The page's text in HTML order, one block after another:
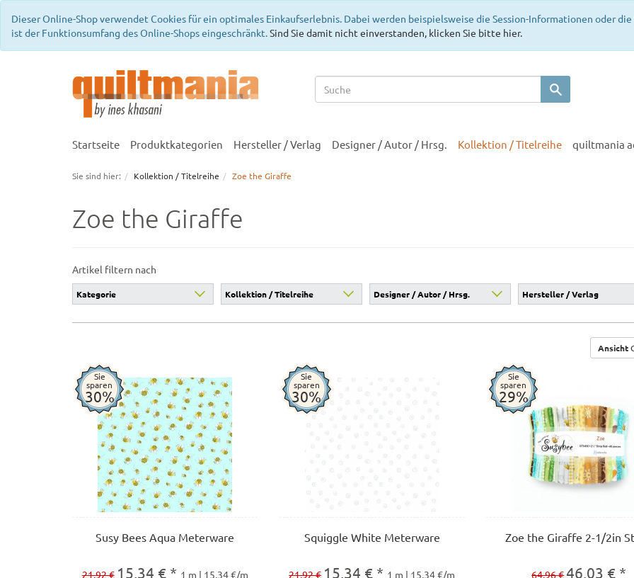
Dieser Online-Shop verwendet Cookies für ein optimales Einkaufserlebnis. Dabei werden beispielsweise die Session-Informationen oder
ist der Funktionsumfang des Online-Shops eingeschränkt.Sind Sie damit nicht einverstanden, klicken Sie bitte hier.
Startseite Produktkategorien Hersteller / Verlag Designer / Autor / Hrsg. Kollektion / Titelreihe quiltmania
Sie sind hier: Kollektion / Titelreihe Zoe the Giraffe
Zoe the Giraffe
Artikel filtern nach
Kategorie Kollektion / Titelreihe Designer / Autor / Hrsg. Hersteller / Verlag
Ansicht
Sie
sparen
30%
Susy Bees Aqua Meterware
21,92 € 15,34 € * 1 m | 15,34 €/m
Sie
sparen
30%
Squiggle White Meterware
21,92 € 15,34 € * 1 m | 15,34 €/m
Sie
sparen
29%
Zoe the Giraffe 2-1/2in
64,96 €46,03 € *